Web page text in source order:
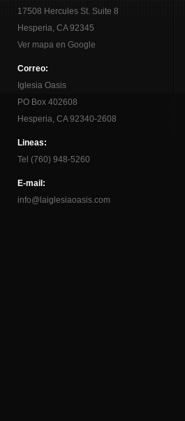
17508 Hercules St. Suite 8
Hesperia, CA 92345
Ver mapa en Google
Correo:
Iglesia Oasis
PO Box 402608
Hesperia, CA 92340-2608
Lineas:
Tel (760) 948-5260
E-mail:
info@laiglesiaoasis.com